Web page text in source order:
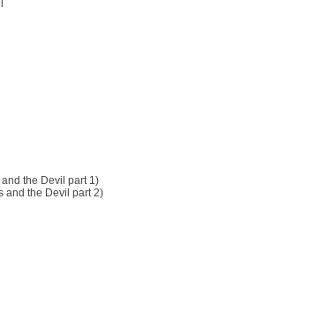
the Devil part 1)
and the Devil part 2)